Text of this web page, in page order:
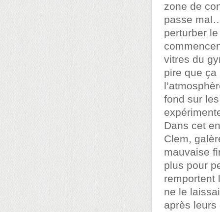
zone de
passe
perturber
vitres du
pire que ça
fond sur
Dans cet
Clem,
mauvaise
plus pour
remportent
ne le
après